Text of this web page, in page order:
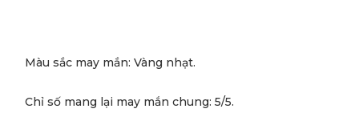
Màu sắc may mắn: Vàng nhạt.
Chỉ số mang lại may mắn chung: 5/5.